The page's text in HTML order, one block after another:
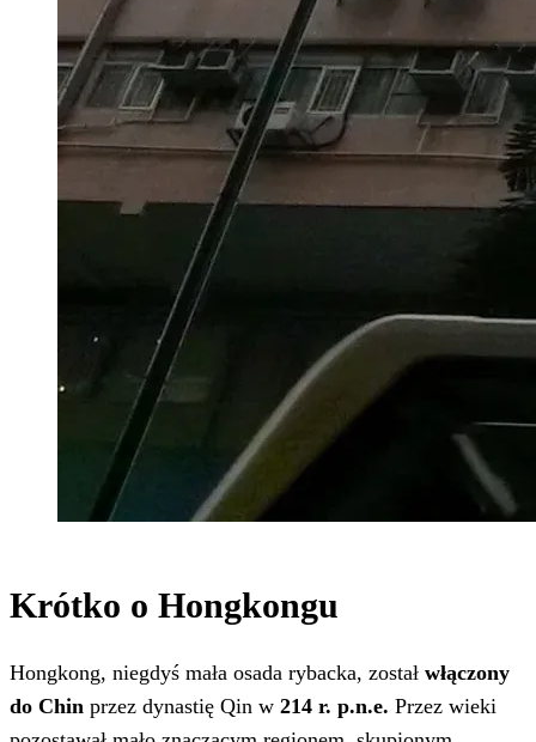
Krótko o Hongkongu
Hongkong, niegdyś mała osada rybacka, został włączony
do Chin przez dynastię Qin w 214 r. p.n.e. Przez wieki